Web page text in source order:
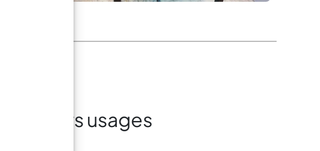
et leurs usages